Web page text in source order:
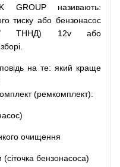
GROUP називають:
тиску або бензонасос
ТННД) 12v
або
зборі
на те: який краще
(ремкомплект):
очищення
(сіточка бензонасоса)